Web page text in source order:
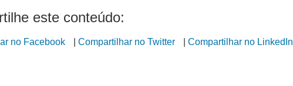
este conteúdo:
no Facebook Compartilhar no Twitter Compartilhar no LinkedIn